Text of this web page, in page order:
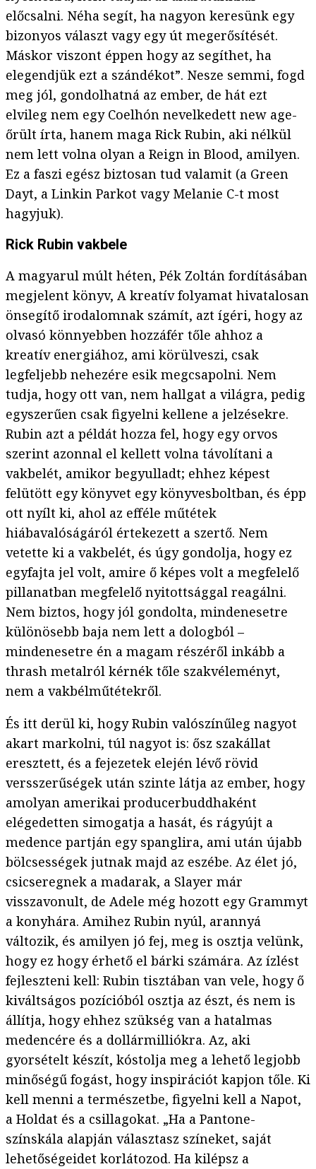
előcsalni. Néha segít, ha nagyon keresünk egy
bizonyos választ vagy egy út megerősítését.
Máskor viszont éppen hogy az segíthet, ha
elegendjük ezt a szándékot”. Nesze semmi, fogd
meg jól, gondolhatná az ember, de hát ezt
elvileg nem egy Coelhón nevelkedett new age-
őrült írta, hanem maga Rick Rubin, aki nélkül
nem lett volna olyan a Reign in Blood, amilyen.
Ez a faszi egész biztosan tud valamit (a Green
Dayt, a Linkin Parkot vagy Melanie C-t most
hagyjuk).
Rick Rubin vakbele
A magyarul múlt héten, Pék Zoltán fordításában
megjelent könyv, A kreatív folyamat hivatalosan
önsegítő irodalomnak számít, azt ígéri, hogy az
olvasó könnyebben hozzáfér tőle ahhoz a
kreatív energiához, ami körülveszi, csak
legfeljebb nehezére esik megcsapolni. Nem
tudja, hogy ott van, nem hallgat a világra, pedig
egyszerűen csak figyelni kellene a jelzésekre.
Rubin azt a példát hozza fel, hogy egy orvos
szerint azonnal el kellett volna távolítani a
vakbelét, amikor begyulladt; ehhez képest
felütött egy könyvet egy könyvesboltban, és épp
ott nyílt ki, ahol az efféle műtétek
hiábavalóságáról értekezett a szertő. Nem
vetette ki a vakbelét, és úgy gondolja, hogy ez
egyfajta jel volt, amire ő képes volt a megfelelő
pillanatban megfelelő nyitottsággal reagálni.
Nem biztos, hogy jól gondolta, mindenesetre
különösebb baja nem lett a dologból –
mindenesetre én a magam részéről inkább a
thrash metalról kérnék tőle szakvéleményt,
nem a vakbélműtétekről.
És itt derül ki, hogy Rubin valószínűleg nagyot
akart markolni, túl nagyot is: ősz szakállat
eresztett, és a fejezetek elején lévő rövid
versszerűségek után szinte látja az ember, hogy
amolyan amerikai producerbuddhaként
elégedetten simogatja a hasát, és rágyújt a
medence partján egy spanglira, ami után újabb
bölcsességek jutnak majd az eszébe. Az élet jó,
csicseregnek a madarak, a Slayer már
visszavonult, de Adele még hozott egy Grammyt
a konyhára. Amihez Rubin nyúl, arannyá
változik, és amilyen jó fej, meg is osztja velünk,
hogy ez hogy érhető el bárki számára. Az ízlést
fejleszteni kell: Rubin tisztában van vele, hogy ő
kiváltságos pozícióból osztja az észt, és nem is
állítja, hogy ehhez szükség van a hatalmas
medencére és a dollármilliókra. Az, aki
gyorsételt készít, kóstolja meg a lehető legjobb
minőségű fogást, hogy inspirációt kapjon tőle. Ki
kell menni a természetbe, figyelni kell a Napot,
a Holdat és a csillagokat. „Ha a Pantone-
színskála alapján választasz színeket, saját
lehetőségeidet korlátozod. Ha kilépsz a